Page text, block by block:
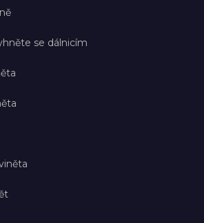
se dálnicím